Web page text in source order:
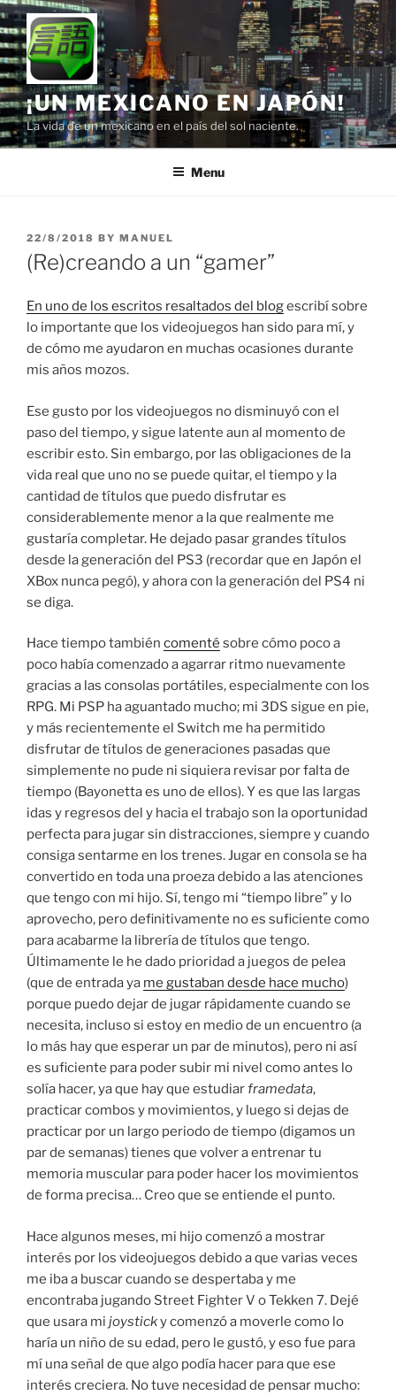
Skip
to
content
¡UN MEXICANO EN JAPÓN!
La vida de un mexicano en el país del sol naciente.
Menu
POSTED
ON
22/8/2018 BY MANUEL
(Re)creando a un “gamer”
En uno de los escritos resaltados del blogescribí sobre
lo importante que los videojuegos han sido para mí, y
de cómo me ayudaron en muchas ocasiones durante
mis años mozos.
Ese gusto por los videojuegos no disminuyó con el
paso del tiempo, y sigue latente aun al momento de
escribir esto. Sin embargo, por las obligaciones de la
vida real que uno no se puede quitar, el tiempo y la
cantidad de títulos que puedo disfrutar es
considerablemente menor a la que realmente me
gustaría completar. He dejado pasar grandes títulos
desde la generación del PS3 (recordar que en Japón el
XBox nunca pegó), y ahora con la generación del PS4 ni
se diga.
Hace tiempo también comenté sobre cómo poco a
poco había comenzado a agarrar ritmo nuevamente
gracias a las consolas portátiles, especialmente con los
RPG. Mi PSP ha aguantado mucho; mi 3DS sigue en pie,
y más recientemente el Switch me ha permitido
disfrutar de títulos de generaciones pasadas que
simplemente no pude ni siquiera revisar por falta de
tiempo (Bayonetta es uno de ellos). Y es que las largas
idas y regresos del y hacia el trabajo son la oportunidad
perfecta para jugar sin distracciones, siempre y cuando
consiga sentarme en los trenes. Jugar en consola se ha
convertido en toda una proeza debido a las atenciones
que tengo con mi hijo. Sí, tengo mi “tiempo libre” y lo
aprovecho, pero definitivamente no es suficiente como
para acabarme la librería de títulos que tengo.
Últimamente le he dado prioridad a juegos de pelea
(que de entrada ya me gustaban desde hace mucho)
porque puedo dejar de jugar rápidamente cuando se
necesita, incluso si estoy en medio de un encuentro (a
lo más hay que esperar un par de minutos), pero ni así
es suficiente para poder subir mi nivel como antes lo
solía hacer, ya que hay que estudiarframedata,
practicar combos y movimientos, y luego si dejas de
practicar por un largo periodo de tiempo (digamos un
par de semanas) tienes que volver a entrenar tu
memoria muscular para poder hacer los movimientos
de forma precisa… Creo que se entiende el punto.
Hace algunos meses, mi hijo comenzó a mostrar
interés por los videojuegos debido a que varias veces
me iba a buscar cuando se despertaba y me
encontraba jugando Street Fighter V o Tekken 7. Dejé
que usara mi joysticky comenzó a moverle como lo
haría un niño de su edad, pero le gustó, y eso fue para
mí una señal de que algo podía hacer para que ese
interés creciera. No tuve necesidad de pensar mucho: